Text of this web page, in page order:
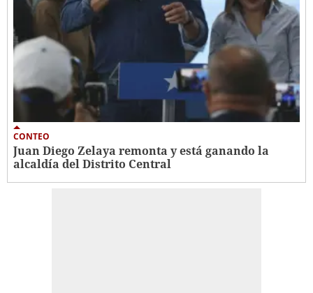
CONTEO
Juan Diego Zelaya remonta y está ganando la
alcaldía del Distrito Central